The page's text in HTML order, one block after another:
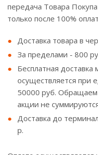
передача Товара
только после 100%
Доставка товара в
За пределами - 800
Бесплатная
осуществляется при
50000 руб.
акции не
Доставка до
р.